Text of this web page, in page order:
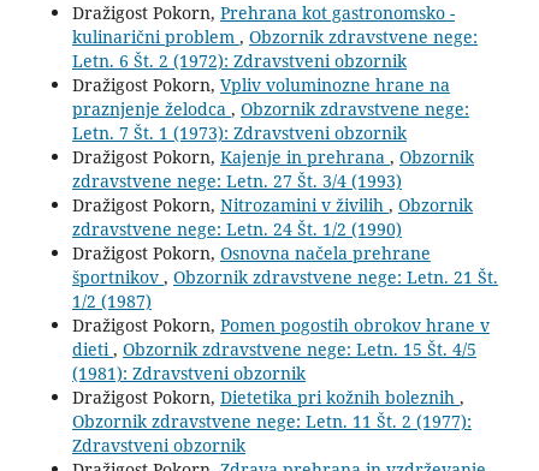
Dražigost Pokorn, Prehrana kot gastronomsko -
kulinarični problem , Obzornik zdravstvene nege:
Letn. 6 Št. 2 (1972): Zdravstveni obzornik
Dražigost Pokorn, Vpliv voluminozne hrane na
praznjenje želodca , Obzornik zdravstvene nege:
Letn. 7 Št. 1 (1973): Zdravstveni obzornik
Dražigost Pokorn, Kajenje in prehrana , Obzornik
zdravstvene nege: Letn. 27 Št. 3/4 (1993)
Dražigost Pokorn, Nitrozamini v živilih , Obzornik
zdravstvene nege: Letn. 24 Št. 1/2 (1990)
Dražigost Pokorn, Osnovna načela prehrane
športnikov , Obzornik zdravstvene nege: Letn. 21 Št.
1/2 (1987)
Dražigost Pokorn, Pomen pogostih obrokov hrane v
dieti, Obzornik zdravstvene nege: Letn. 15 Št. 4/5
(1981): Zdravstveni obzornik
Dražigost Pokorn, Dietetika pri kožnih boleznih ,
Obzornik zdravstvene nege: Letn. 11 Št. 2 (1977):
Zdravstveni obzornik